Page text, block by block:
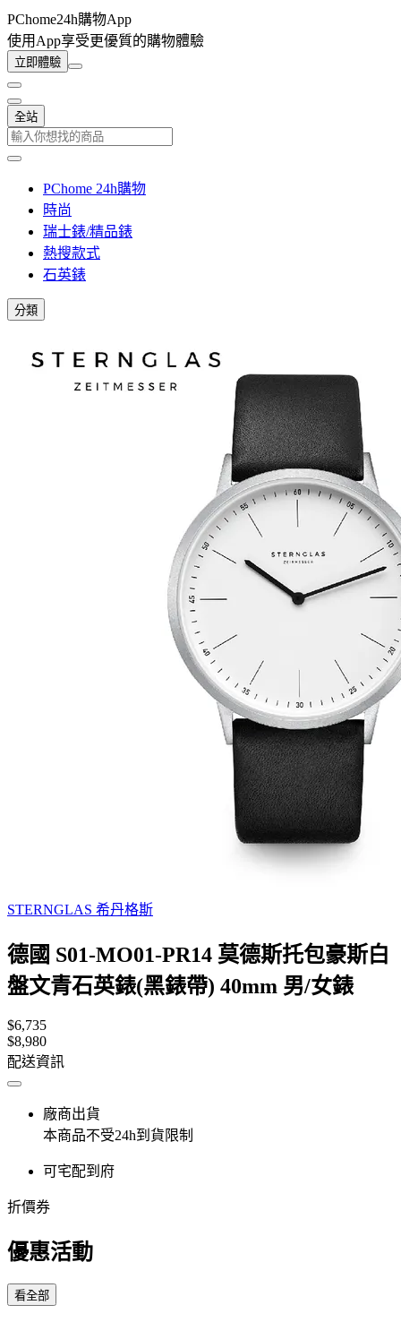
PChome24h購物App
使用App享受更優質的購物體驗
立即體驗
全站
PChome 24h購物
時尚
瑞士錶/精品錶
熱搜款式
石英錶
分類
STERNGLAS 希丹格斯
德國 S01-MO01-PR14 莫德斯托包豪斯白
盤文青石英錶(黑錶帶) 40mm 男/女錶
$6,735
$8,980
配送資訊
廠商出貨
本商品不受24h到貨限制
可宅配到府
折價券
優惠活動
看全部